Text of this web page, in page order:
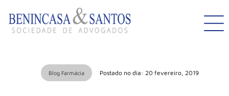
Blog Farmácia Postado no dia: 20 fevereiro, 2019